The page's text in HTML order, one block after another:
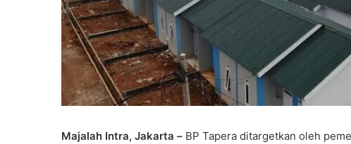
Majalah Intra, Jakarta – BP Tapera ditargetkan oleh